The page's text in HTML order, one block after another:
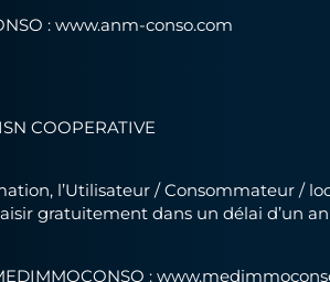
:www.anm-conso.com
COOPERATIVE
l’Utilisateur / Consommateur /
gratuitement dans un délai d’un
: